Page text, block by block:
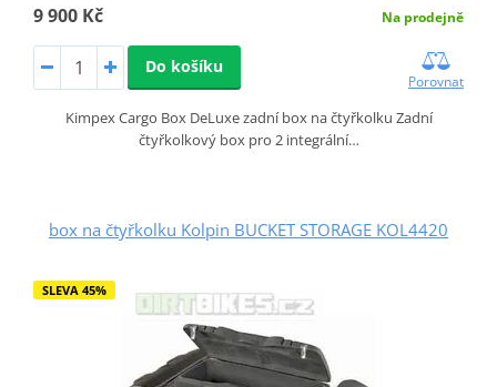
9 900 Kč Na prodejně
Do košíku
Porovnat
Kimpex Cargo Box DeLuxe zadní box na čtyřkolku Zadní
čtyřkolkový box pro 2 integrální…
box na čtyřkolku Kolpin BUCKET STORAGE KOL4420
SLEVA 45%